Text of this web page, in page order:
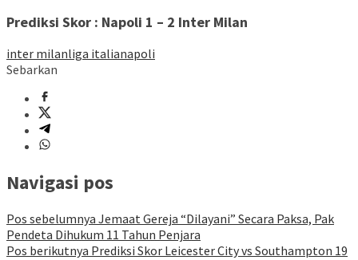
Prediksi Skor : Napoli 1 – 2 Inter Milan
inter milanliga italianapoli
Sebarkan
Navigasi pos
Pos sebelumnya Jemaat Gereja “Dilayani” Secara Paksa, Pak
Pendeta Dihukum 11 Tahun Penjara
Pos berikutnya Prediksi Skor Leicester City vs Southampton 19